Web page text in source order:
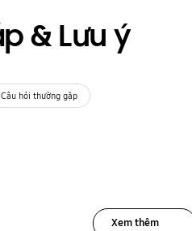
& Lưu ý
Câu hỏi thường gặp
Xem thêm